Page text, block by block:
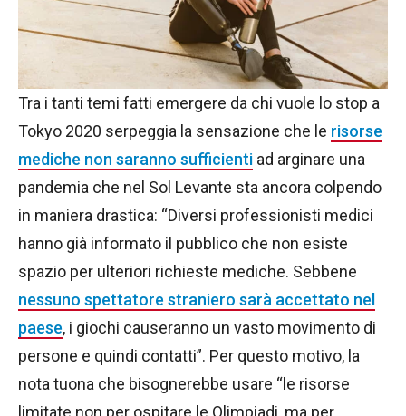
Tra i tanti temi fatti emergere da chi vuole lo stop a
Tokyo 2020 serpeggia la sensazione che le risorse
mediche non saranno sufficienti ad arginare una
pandemia che nel Sol Levante sta ancora colpendo
in maniera drastica: “Diversi professionisti medici
hanno già informato il pubblico che non esiste
spazio per ulteriori richieste mediche. Sebbene
nessuno spettatore straniero sarà accettato nel
paese, i giochi causeranno un vasto movimento di
persone e quindi contatti”. Per questo motivo, la
nota tuona che bisognerebbe usare “le risorse
limitate non per ospitare le Olimpiadi, ma per